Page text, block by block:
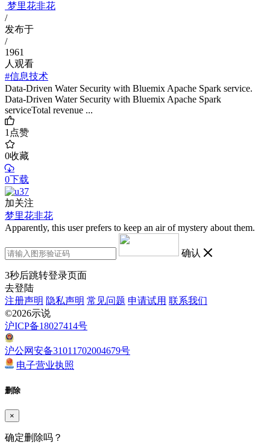
梦里花非花
/
发布于
/
1961
人观看
#信息技术
Data-Driven Water Security with Bluemix Apache Spark service.
Data-Driven Water Security with Bluemix Apache Spark
serviceTotal revenue ...
1点赞
0收藏
0下载
加关注
梦里花非花
Apparently, this user prefers to keep an air of mystery about them.
确认
3秒后跳转登录页面
去登陆
注册声明 隐私声明 常见问题 申请试用 联系我们
©2026示说
沪ICP备18027414号
沪公网安备31011702004679号
电子营业执照
删除
×
确定删除吗？